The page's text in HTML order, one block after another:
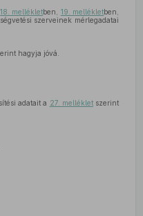
18. mellékletben, 19. mellékletben,
szerveinek mérlegadatai
hagyja jóvá.
adatait a 27. mellékletszerint